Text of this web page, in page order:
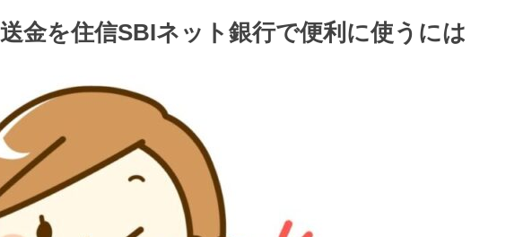
金を住信SBIネット銀行で便利に使うには